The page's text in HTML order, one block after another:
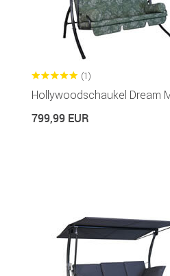
(1)
Hollywoodschaukel Dream
799,99 EUR